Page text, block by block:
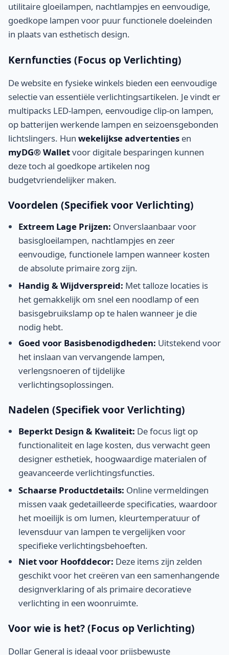
utilitaire gloeilampen, nachtlampjes en eenvoudige,
goedkope lampen voor puur functionele doeleinden
in plaats van esthetisch design.
Kernfuncties (Focus op Verlichting)
De website en fysieke winkels bieden een eenvoudige
selectie van essentiële verlichtingsartikelen. Je vindt er
multipacks LED-lampen, eenvoudige clip-on lampen,
op batterijen werkende lampen en seizoensgebonden
lichtslingers. Hun wekelijkse advertenties en
myDG® Walletvoor digitale besparingen kunnen
deze toch al goedkope artikelen nog
budgetvriendelijker maken.
Voordelen (Specifiek voor Verlichting)
Extreem Lage Prijzen: Onverslaanbaar voor
basisgloeilampen, nachtlampjes en zeer
eenvoudige, functionele lampen wanneer kosten
de absolute primaire zorg zijn.
Handig & Wijdverspreid: Met talloze locaties is
het gemakkelijk om snel een noodlamp of een
basisgebruikslamp op te halen wanneer je die
nodig hebt.
Goed voor Basisbenodigdheden: Uitstekend voor
het inslaan van vervangende lampen,
verlengsnoeren of tijdelijke
verlichtingsoplossingen.
Nadelen (Specifiek voor Verlichting)
Beperkt Design & Kwaliteit: De focus ligt op
functionaliteit en lage kosten, dus verwacht geen
designer esthetiek, hoogwaardige materialen of
geavanceerde verlichtingsfuncties.
Schaarse Productdetails: Online vermeldingen
missen vaak gedetailleerde specificaties, waardoor
het moeilijk is om lumen, kleurtemperatuur of
levensduur van lampen te vergelijken voor
specifieke verlichtingsbehoeften.
Niet voor Hoofddecor: Deze items zijn zelden
geschikt voor het creëren van een samenhangende
designverklaring of als primaire decoratieve
verlichting in een woonruimte.
Voor wie is het? (Focus op Verlichting)
Dollar General is ideaal voor prijsbewuste